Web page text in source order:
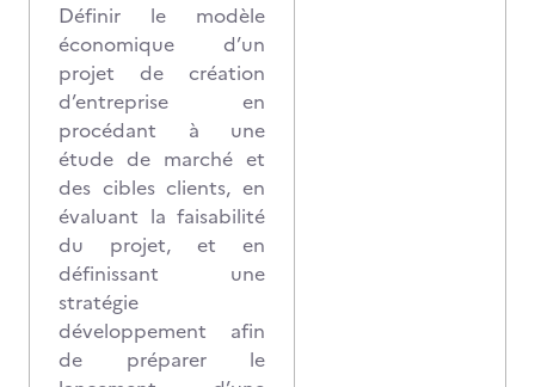
Définir le modèle
économique d’un
projet de création
d’entreprise en
procédant à une
étude de marché et
des cibles clients, en
évaluant la faisabilité
du projet, et en
définissant une
stratégie
développement afin
de préparer le